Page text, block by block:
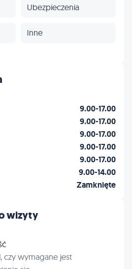
Ubezpieczenia
Inne
9.00-17.00
9.00-17.00
9.00-17.00
9.00-17.00
9.00-17.00
9.00-14.00
Zamknięte
wizyty
czy wymagane jest